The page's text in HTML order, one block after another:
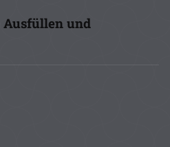
Ausfüllen und